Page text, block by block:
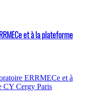
et à la plateforme